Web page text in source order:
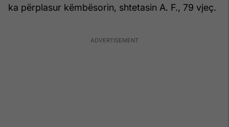
ka përplasur këmbësorin, shtetasin A. F., 79 vjeç.